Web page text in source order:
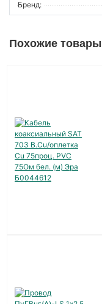
Бренд:
Похожие товары